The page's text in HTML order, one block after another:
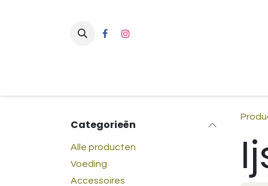
Categorieën
Alle producten
Voeding
Accessoires